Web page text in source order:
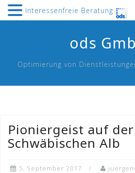
ods
Optimierung von
Pioniergeist auf der
Schwäbischen Alb
5. September 2017
Interessenfreie Beratung